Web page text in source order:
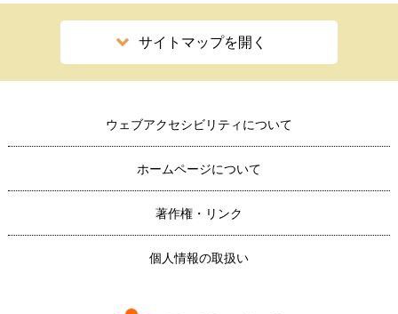
サイトマップを開く
ウェブアクセシビリティについて
ホームページについて
著作権・リンク
個人情報の取扱い